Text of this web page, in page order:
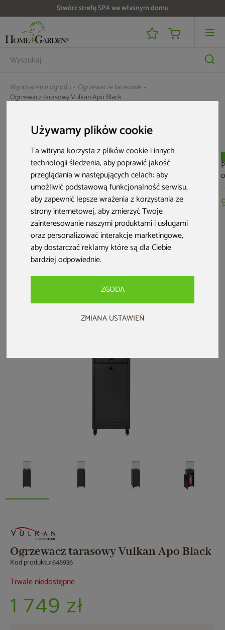
Używamy plików cookie
Ta witryna korzysta z plików cookie i innych
technologii śledzenia, aby poprawić jakość
przeglądania w następujących celach:aby
umożliwić podstawową funkcjonalność serwisu,
aby zapewnić lepsze wrażenia z korzystania ze
strony internetowej,aby zmierzyć Twoje
zainteresowanie naszymi produktami i usługami
oraz personalizować interakcje marketingowe,
aby dostarczać reklamy które są dla Ciebie
bardziej odpowiednie.
ZGODA
ZMIANA USTAWIEŃ
Stwórz strefę SPA we własnym domu
Wyposażenie ogrodu
Ogrzewacze tarasowe
Ogrzewacz tarasowy Vulkan Apo Black
Ogrzewacz
tarasowy Spark
Pokrowiec na
ogrzewacz
tarasowy Aura
Nowość
Ogrzewacz
tarasowy Aura
Steel
Nowość
Ogrzewacz tarasowy Vulkan Apo Black
Kod produktu: 648936
Trwale niedostępne
1 749 zł